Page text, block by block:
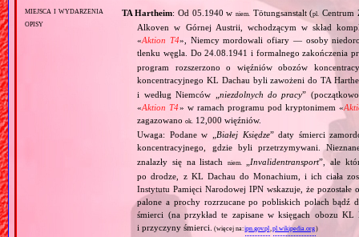
miejsca i wydarzenia
opisy
TA Hartheim: Od 05.1940 w niem. Tötungsanstalt (pl. Centrum
Alkoven w Górnej Austrii, wchodzącym w skład
«Aktion T4», Niemcy mordowali ofiary — osoby
tlenku węgla. Do 24.08.1941 i formalnego zakończenia
program rozszerzono o więźniów obozów
koncentracyjnego KL Dachau byli zawożeni do TA
i według Niemców „ niezdolnych do pracy”
«Aktion T4» w ramach programu pod kryptonimem «
zagazowanook. 12,000 więźniów.
Uwaga: Podane w „ Białej Księdze” daty śmierci
koncentracyjnego, gdzie byli przetrzymywani.
znalazły się na listach
niem. Invalidentransport”, ale
po drodze, z KL Dachau do Monachium, i ich ciała
Instytutu Pamięci Narodowej IPN wskazuje, że
palone a prochy rozrzucane po pobliskich polach bądź
śmierci (na przykład te zapisane w księgach obozu
i przyczyny śmierci.
(więcej na:ipn.gov.pl,pl.wikipedia.org)